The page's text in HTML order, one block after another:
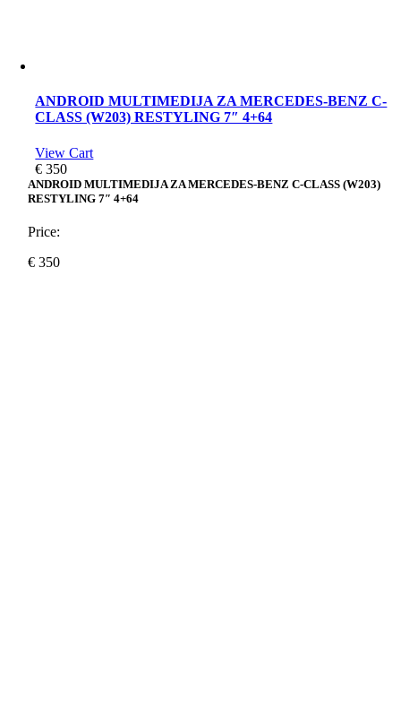
ANDROID MULTIMEDIJA ZA MERCEDES-BENZ C-
CLASS (W203) RESTYLING 7″ 4+64
View Cart
€ 350
ANDROID MULTIMEDIJA ZA MERCEDES-BENZ C-CLASS (W203)
RESTYLING 7″ 4+64
Price:
€ 350